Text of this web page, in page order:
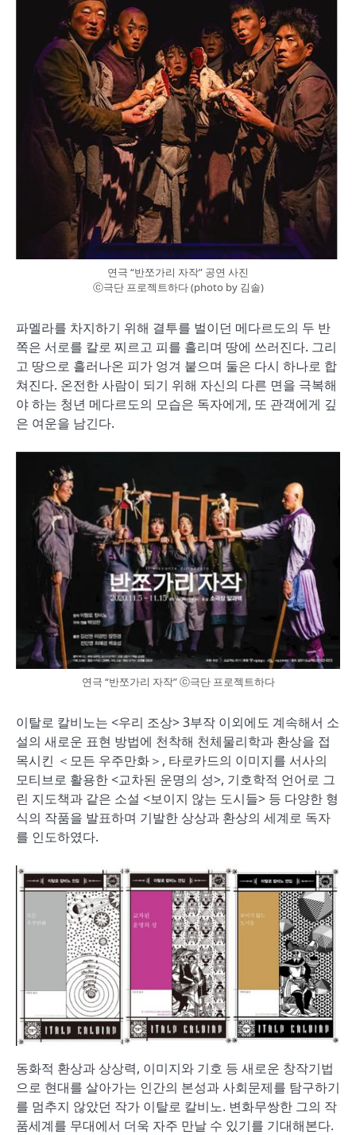
연극 “반쪼가리 자작” 공연 사진
ⓒ극단 프로젝트하다 (photo by 김솔)
파멜라를 차지하기 위해 결투를 벌이던 메다르도의 두 반
쪽은 서로를 칼로 찌르고 피를 흘리며 땅에 쓰러진다. 그리
고 땅으로 흘러나온 피가 엉겨 붙으며 둘은 다시 하나로 합
쳐진다. 온전한 사람이 되기 위해 자신의 다른 면을 극복해
야 하는 청년 메다르도의 모습은 독자에게, 또 관객에게 깊
은 여운을 남긴다.
연극 “반쪼가리 자작” ⓒ극단 프로젝트하다
이탈로 칼비노는 <우리 조상> 3부작 이외에도 계속해서 소
설의 새로운 표현 방법에 천착해 천체물리학과 환상을 접
목시킨 ＜모든 우주만화＞, 타로카드의 이미지를 서사의
모티브로 활용한 <교차된 운명의 성>, 기호학적 언어로 그
린 지도책과 같은 소설 <보이지 않는 도시들> 등 다양한 형
식의 작품을 발표하며 기발한 상상과 환상의 세계로 독자
를 인도하였다.
동화적 환상과 상상력, 이미지와 기호 등 새로운 창작기법
으로 현대를 살아가는 인간의 본성과 사회문제를 탐구하기
를 멈추지 않았던 작가 이탈로 칼비노. 변화무쌍한 그의 작
품세계를 무대에서 더욱 자주 만날 수 있기를 기대해본다.